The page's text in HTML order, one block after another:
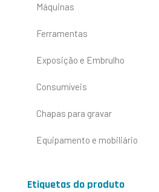
Máquinas
Ferramentas
Exposição e Embrulho
Consumíveis
Chapas para gravar
Equipamento e mobiliário
Etiquetas do produto